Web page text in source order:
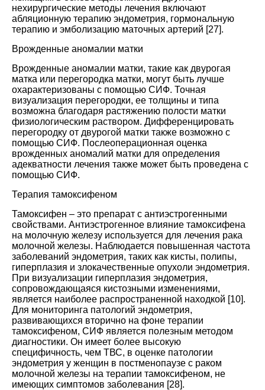
нехирургические методы лечения включают
абляционную терапию эндометрия, гормональную
терапию и эмболизацию маточных артерий [27].
Врожденные аномалии матки
Врожденные аномалии матки, такие как двурогая
матка или перегородка матки, могут быть лучше
охарактеризованы с помощью СИФ. Точная
визуализация перегородки, ее толщины и типа
возможна благодаря растяжению полости матки
физиологическим раствором. Дифференцировать
перегородку от двурогой матки также возможно с
помощью СИФ. Послеоперационная оценка
врожденных аномалий матки для определения
адекватности лечения также может быть проведена с
помощью СИФ.
Терапия тамоксифеном
Тамоксифен – это препарат с антиэстрогенными
свойствами. Антиэстрогенное влияние тамоксифена
на молочную железу используется для лечения рака
молочной железы. Наблюдается повышенная частота
заболеваний эндометрия, таких как кисты, полипы,
гиперплазия и злокачественные опухоли эндометрия.
При визуализации гиперплазия эндометрия,
сопровождающаяся кистозными изменениями,
является наиболее распространенной находкой [10].
Для мониторинга патологий эндометрия,
развивающихся вторично на фоне терапии
тамоксифеном, СИФ является полезным методом
диагностики. Он имеет более высокую
специфичность, чем ТВС, в оценке патологии
эндометрия у женщин в постменопаузе с раком
молочной железы на терапии тамоксифеном, не
имеющих симптомов заболевания [28].